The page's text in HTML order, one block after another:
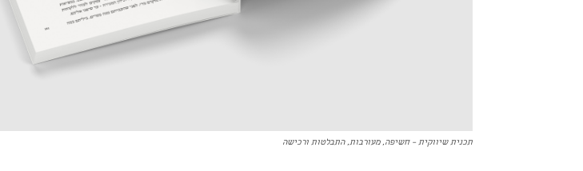
תכנית שיווקית – חשיפה, מעורבות, התבלטות ורכישה